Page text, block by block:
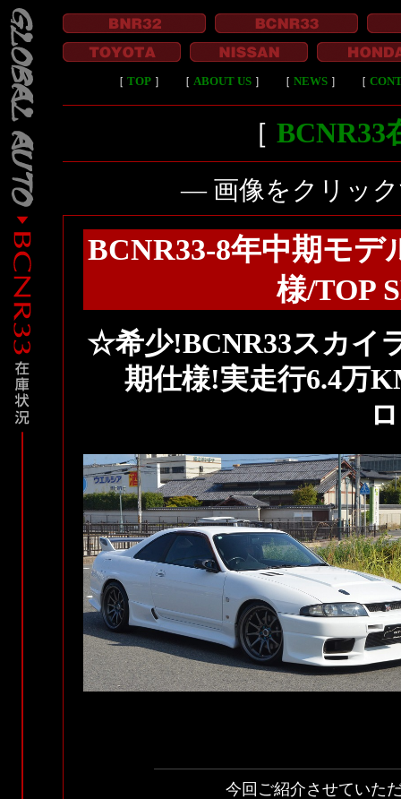
［ TOP］ ［ ABOUT US］ ［ NEWS］ ［
［ BCNR33
― 画像をクリッ
BCNR33-8年中期モ
様/TOP
☆希少!BCNR33スカイ
期仕様!実走行6.4万
今回ご紹介させていた